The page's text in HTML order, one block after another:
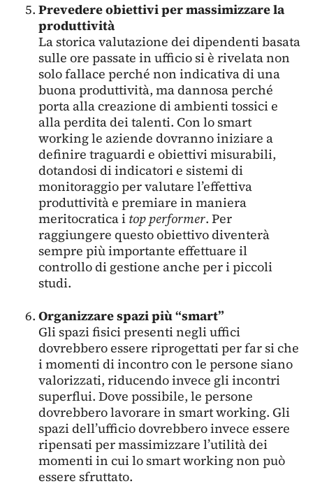
Prevedere obiettivi per massimizzare la
produttività
La storica valutazione dei dipendenti basata
sulle ore passate in ufficio si è rivelata non
solo fallace perché non indicativa di una
buona produttività, ma dannosa perché
porta alla creazione di ambienti tossici e
alla perdita dei talenti. Con lo smart
working le aziende dovranno iniziare a
definire traguardi e obiettivi misurabili,
dotandosi di indicatori e sistemi di
monitoraggio per valutare l’effettiva
produttività e premiare in maniera
meritocratica i top performer. Per
raggiungere questo obiettivo diventerà
sempre più importante effettuare il
controllo di gestione anche per i piccoli
studi.
Organizzare spazi più “smart”
Gli spazi fisici presenti negli uffici
dovrebbero essere riprogettati per far si che
i momenti di incontro con le persone siano
valorizzati, riducendo invece gli incontri
superflui. Dove possibile, le persone
dovrebbero lavorare in smart working. Gli
spazi dell’ufficio dovrebbero invece essere
ripensati per massimizzare l’utilità dei
momenti in cui lo smart working non può
essere sfruttato.